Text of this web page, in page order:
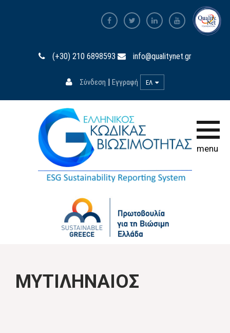
Αρχική σελίδα
Ο Κώδικας
Εκπαίδευση
Βάση Δεδομένων
(+30) 210 6898593 info@qualitynet.gr
Σύνδεση Εγγραφή ΕΛ
menu
ΜΥΤΙΛΗΝΑΙΟΣ